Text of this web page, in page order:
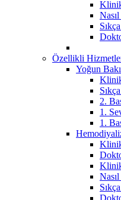
Özellikli
Yoğun
2.
1.
1.